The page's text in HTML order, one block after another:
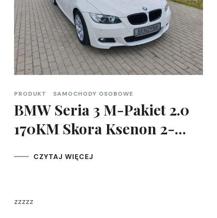
PRODUKT SAMOCHODY OSOBOWE
BMW Seria 3 M-Pakiet 2.0
170KM Skora Ksenon 2-…
CZYTAJ WIĘCEJ
zzzzz